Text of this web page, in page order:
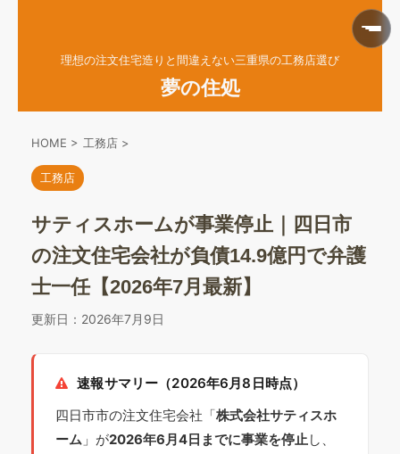
理想の注文住宅造りと間違えない三重県の工務店選び
夢の住処
HOME > 工務店 >
工務店
サティスホームが事業停止｜四日市
の注文住宅会社が負債14.9億円で弁護
士一任【2026年7月最新】
更新日： 2026年7月9日
速報サマリー（2026年6月8日時点）
四日市市の注文住宅会社「株式会社サティスホ
ーム 」が2026年6月4日までに事業を停止し、